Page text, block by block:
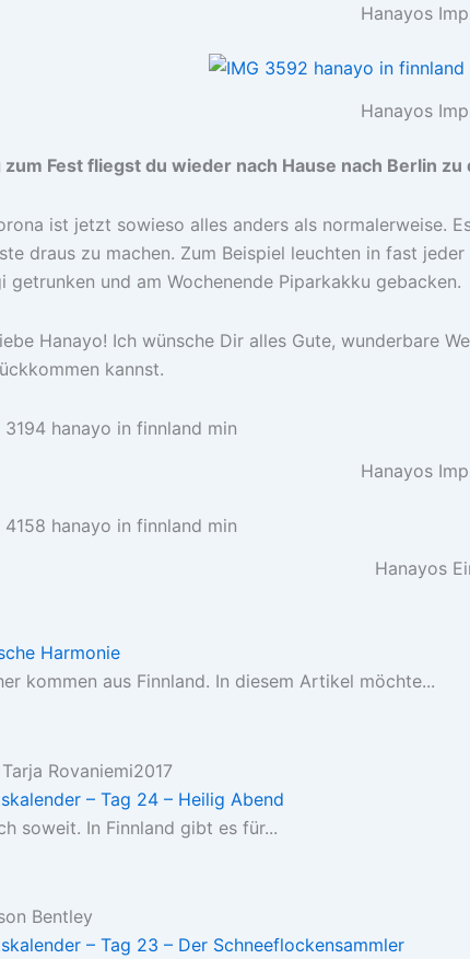
Hanayos
Hanayos
Fest fliegst du wieder nach Hause nach Berlin
ist jetzt sowieso alles anders als normalerweise.
draus zu machen. Zum Beispiel leuchten in fast
getrunken und am Wochenende Piparkakku gebacken.
Hanayo! Ich wünsche Dir alles Gute, wunderbare
kannst.
Hanayos
Hanayos
Harmonie
kommen aus Finnland. In diesem Artikel möchte...
– Tag 24 – Heilig Abend
soweit. In Finnland gibt es für...
– Tag 23 – Der Schneeflockensammler